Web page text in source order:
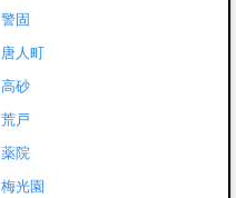
警固
唐人町
高砂
荒戸
薬院
梅光園